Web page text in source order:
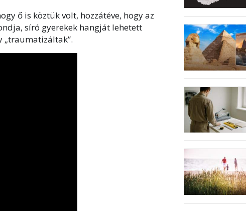
ő is köztük volt, hozzátéve, hogy az
síró gyerekek hangját lehetett
„traumatizáltak”.